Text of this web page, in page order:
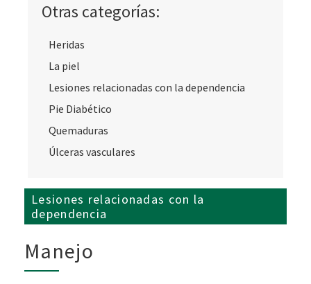
Otras categorías:
Heridas
La piel
Lesiones relacionadas con la dependencia
Pie Diabético
Quemaduras
Úlceras vasculares
Lesiones relacionadas con la
dependencia
Manejo